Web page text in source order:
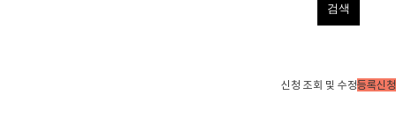
신청 조회 및 수정등록신청